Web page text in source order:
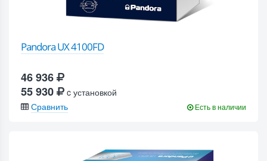
Pandora UX 4100FD
46 936
55 930
c установкой
Сравнить
Есть в наличии